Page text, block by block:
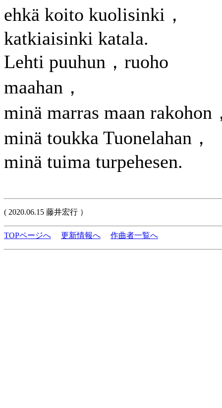
ehkä koito kuolisinki，
katkiaisinki katala.
Lehti puuhun，ruoho
maahan，
minä marras maan rakohon
minä toukka Tuonelahan，
minä tuima turpehesen.
( 2020.06.15 藤井宏行 ）
TOPページへ 更新情報へ 作曲者一覧へ